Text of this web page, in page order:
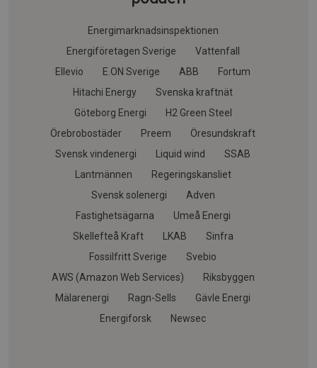
Energimarknadsinspektionen
Energiföretagen Sverige
Vattenfall
Ellevio
E.ON Sverige ABB
Fortum
Hitachi Energy
Svenska kraftnät
Göteborg Energi
H2 Green Steel
Örebrobostäder
Preem
Öresundskraft
Svensk vindenergi
Liquid wind
SSAB
Lantmännen
Regeringskansliet
Svensk solenergi
Adven
Fastighetsägarna
Umeå Energi
Skellefteå Kraft
LKAB
Sinfra
Fossilfritt Sverige
Svebio
AWS (Amazon Web Services)
Riksbyggen
Mälarenergi
Ragn-Sells
Gävle Energi
Energiforsk
Newsec